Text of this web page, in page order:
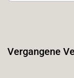
Vergangene